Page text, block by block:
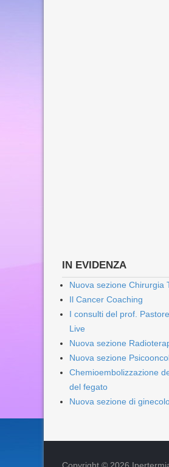
IN EVIDENZA
Nuova sezione Chirurgia
Il Cancer Coaching
I consulti del prof.
Live
Nuova sezione
Nuova sezione
Chemioembolizzazione
del fegato
Nuova sezione di